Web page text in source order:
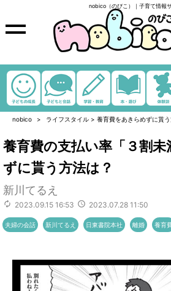
nobico（のびこ）｜子育て情報
nobico ライフスタイル > 養育費をあきらめずに貰
養育費の支払い率「３割
ずに貰う方法は？
新川てるえ
2023.09.15 16:53 2023.07.28 11:50
夫婦の会話 新川てるえ 日東書院本社 離婚 養育